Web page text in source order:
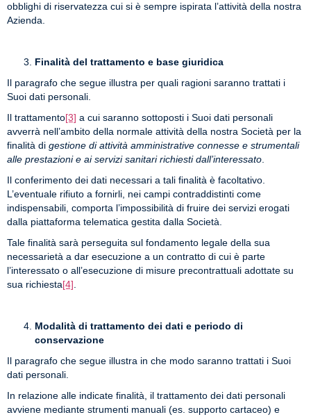
obblighi di riservatezza cui si è sempre ispirata l’attività della nostra
Azienda.
Finalità del trattamento e base giuridica
Il paragrafo che segue illustra per quali ragioni saranno trattati i
Suoi dati personali.
Il trattamento[3] a cui saranno sottoposti i Suoi dati personali
avverrà nell’ambito della normale attività della nostra Società per la
finalità di gestione di attività amministrative connesse e strumentali
alle prestazioni e ai servizi sanitari richiesti dall’interessato
Il conferimento dei dati necessari a tali finalità è facoltativo.
L’eventuale rifiuto a fornirli, nei campi contraddistinti come
indispensabili, comporta l’impossibilità di fruire dei servizi erogati
dalla piattaforma telematica gestita dalla Società.
Tale finalità sarà perseguita sul fondamento legale della sua
necessarietà a dar esecuzione a un contratto di cui è parte
l’interessato o all’esecuzione di misure precontrattuali adottate su
sua richiesta[4]
Modalità di trattamento dei dati e periodo di
conservazione
Il paragrafo che segue illustra in che modo saranno trattati i Suoi
dati personali.
In relazione alle indicate finalità, il trattamento dei dati personali
avviene mediante strumenti manuali (es. supporto cartaceo) e